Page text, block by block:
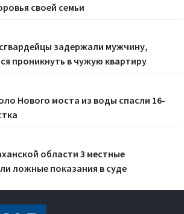
своей семьи
задержали мужчину,
проникнуть в чужую квартиру
Нового моста из воды спасли 16-
области 3 местные
ложные показания в суде